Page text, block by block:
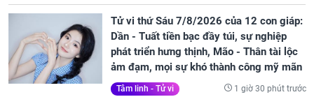
Tử vi thứ Sáu 7/8/2026 của 12 con giáp:
Dần - Tuất tiền bạc đầy túi, sự nghiệp
phát triển hưng thịnh, Mão - Thân tài lộc
ảm đạm, mọi sự khó thành công mỹ mãn
Tâm linh - Tử vi 1 giờ 30 phút trước